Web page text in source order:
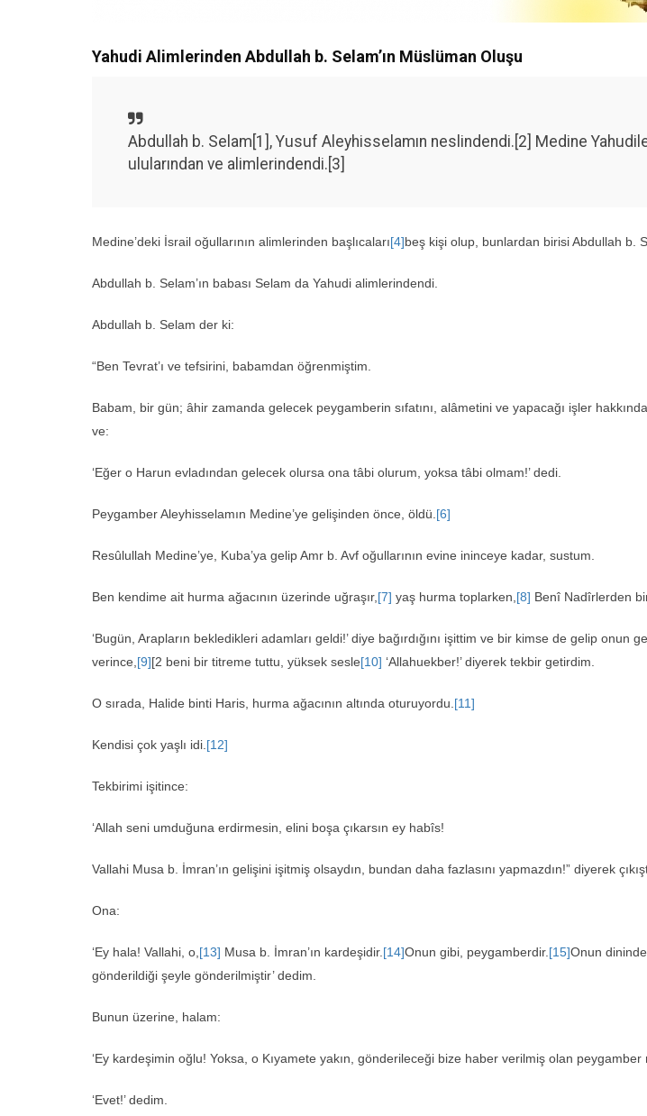
Yahudi Alimlerinden Abdullah b. Selam’ın Müslüman Oluşu
Abdullah b. Selam[1], Yusuf Aleyhisselamın neslindendi.[2] Medine
ulularından ve alimlerindendi.[3]
Medine’deki İsrail oğullarının alimlerinden başlıcaları[4]beş kişi olup, bunlardan birisi Abdullah b.
Abdullah b. Selam’ın babası Selam da Yahudi alimlerindendi.
Abdullah b. Selam der ki:
“Ben Tevrat’ı ve tefsirini, babamdan öğrenmiştim.
Babam, bir gün; âhir zamanda gelecek peygamberin sıfatını, alâmetini ve yapacağı işler
ve:
‘Eğer o Harun evladından gelecek olursa ona tâbi olurum, yoksa tâbi olmam!’ dedi.
Peygamber Aleyhisselamın Medine’ye gelişinden önce, öldü. [6]
Resûlullah Medine’ye, Kuba’ya gelip Amr b. Avf oğullarının evine ininceye kadar, sustum.
Ben kendime ait hurma ağacının üzerinde uğraşır, [7] yaş hurma toplarken, [8] Benî Nadîrlerden
‘Bugün, Arapların bekledikleri adamları geldi!’ diye bağırdığını işittim ve bir kimse de gelip onun
verince, [9][2 beni bir titreme tuttu, yüksek sesle[10] ‘Allahuekber!’ diyerek tekbir getirdim.
O sırada, Halide binti Haris, hurma ağacının altında oturuyordu. [11]
Kendisi çok yaşlı idi. [12]
Tekbirimi işitince:
‘Allah seni umduğuna erdirmesin, elini boşa çıkarsın ey habîs!
Vallahi Musa b. İmran’ın gelişini işitmiş olsaydın, bundan daha fazlasını yapmazdın!” diyerek
Ona:
‘Ey hala! Vallahi, o, [13] Musa b. İmran’ın kardeşidir. [14]Onun gibi, peygamberdir. [15]Onun
gönderildiği şeyle gönderilmiştir’ dedim.
Bunun üzerine, halam:
‘Ey kardeşimin oğlu! Yoksa, o Kıyamete yakın, gönderileceği bize haber verilmiş olan peygamber
‘Evet!’ dedim.